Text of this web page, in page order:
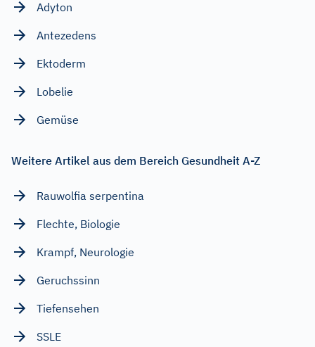
Adyton
Antezedens
Ektoderm
Lobelie
Gemüse
Weitere Artikel aus dem Bereich Gesundheit A-Z
Rauwolfia serpentina
Flechte, Biologie
Krampf, Neurologie
Geruchssinn
Tiefensehen
SSLE